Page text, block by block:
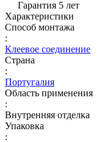
Гарантия 5 лет
Характеристики
Способ монтажа
:
Клеевое соединение
Страна
:
Португалия
Область применения
:
Внутренняя отделка
Упаковка
: